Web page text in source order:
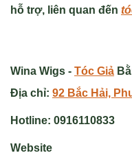
hỗ trợ, liên quan đến
Wina Wigs - Tóc Giả
Địa chỉ: 92 Bắc Hải,
Hotline: 0916110833
Website